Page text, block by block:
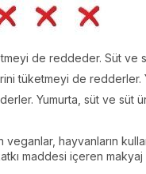
de reddeder. Süt ve
tüketmeyi de redderler.
Yumurta, süt ve süt
hayvanların
maddesi içeren